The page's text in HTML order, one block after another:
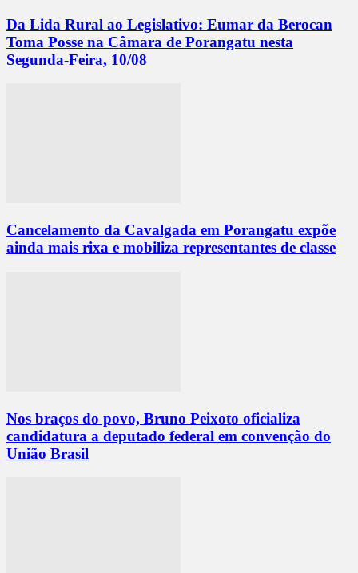
Da Lida Rural ao Legislativo: Eumar da Berocan
Toma Posse na Câmara de Porangatu nesta
Segunda-Feira, 10/08
Cancelamento da Cavalgada em Porangatu expõe
ainda mais rixa e mobiliza representantes de classe
Nos braços do povo, Bruno Peixoto oficializa
candidatura a deputado federal em convenção do
União Brasil